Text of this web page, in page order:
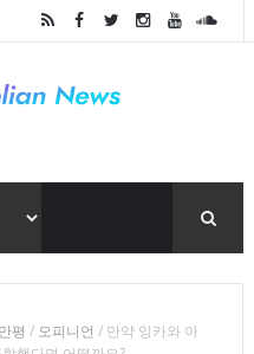
만평 / 오피니언 / 만약 잉카와 아